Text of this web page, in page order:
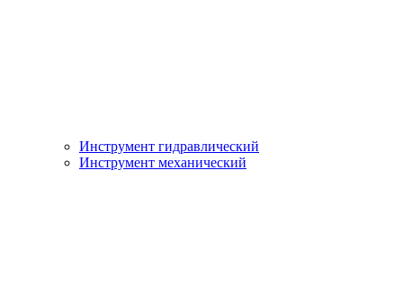
Инструмент гидравлический
Инструмент механический